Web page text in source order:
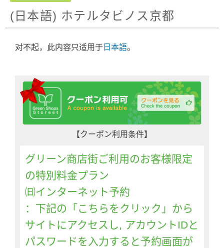
(日本語) ホテルタビノス京都
对不起，此内容只适用于 日本語。
【クーポン利用条件】
グリーン商店街ご利用のお客様限定
の特別料金プラン
㈰インターネット予約
：下記の「こちらをクリック」から
サイトにアクセスし, アカウントIDと
パスワードを入力すると予約画面が